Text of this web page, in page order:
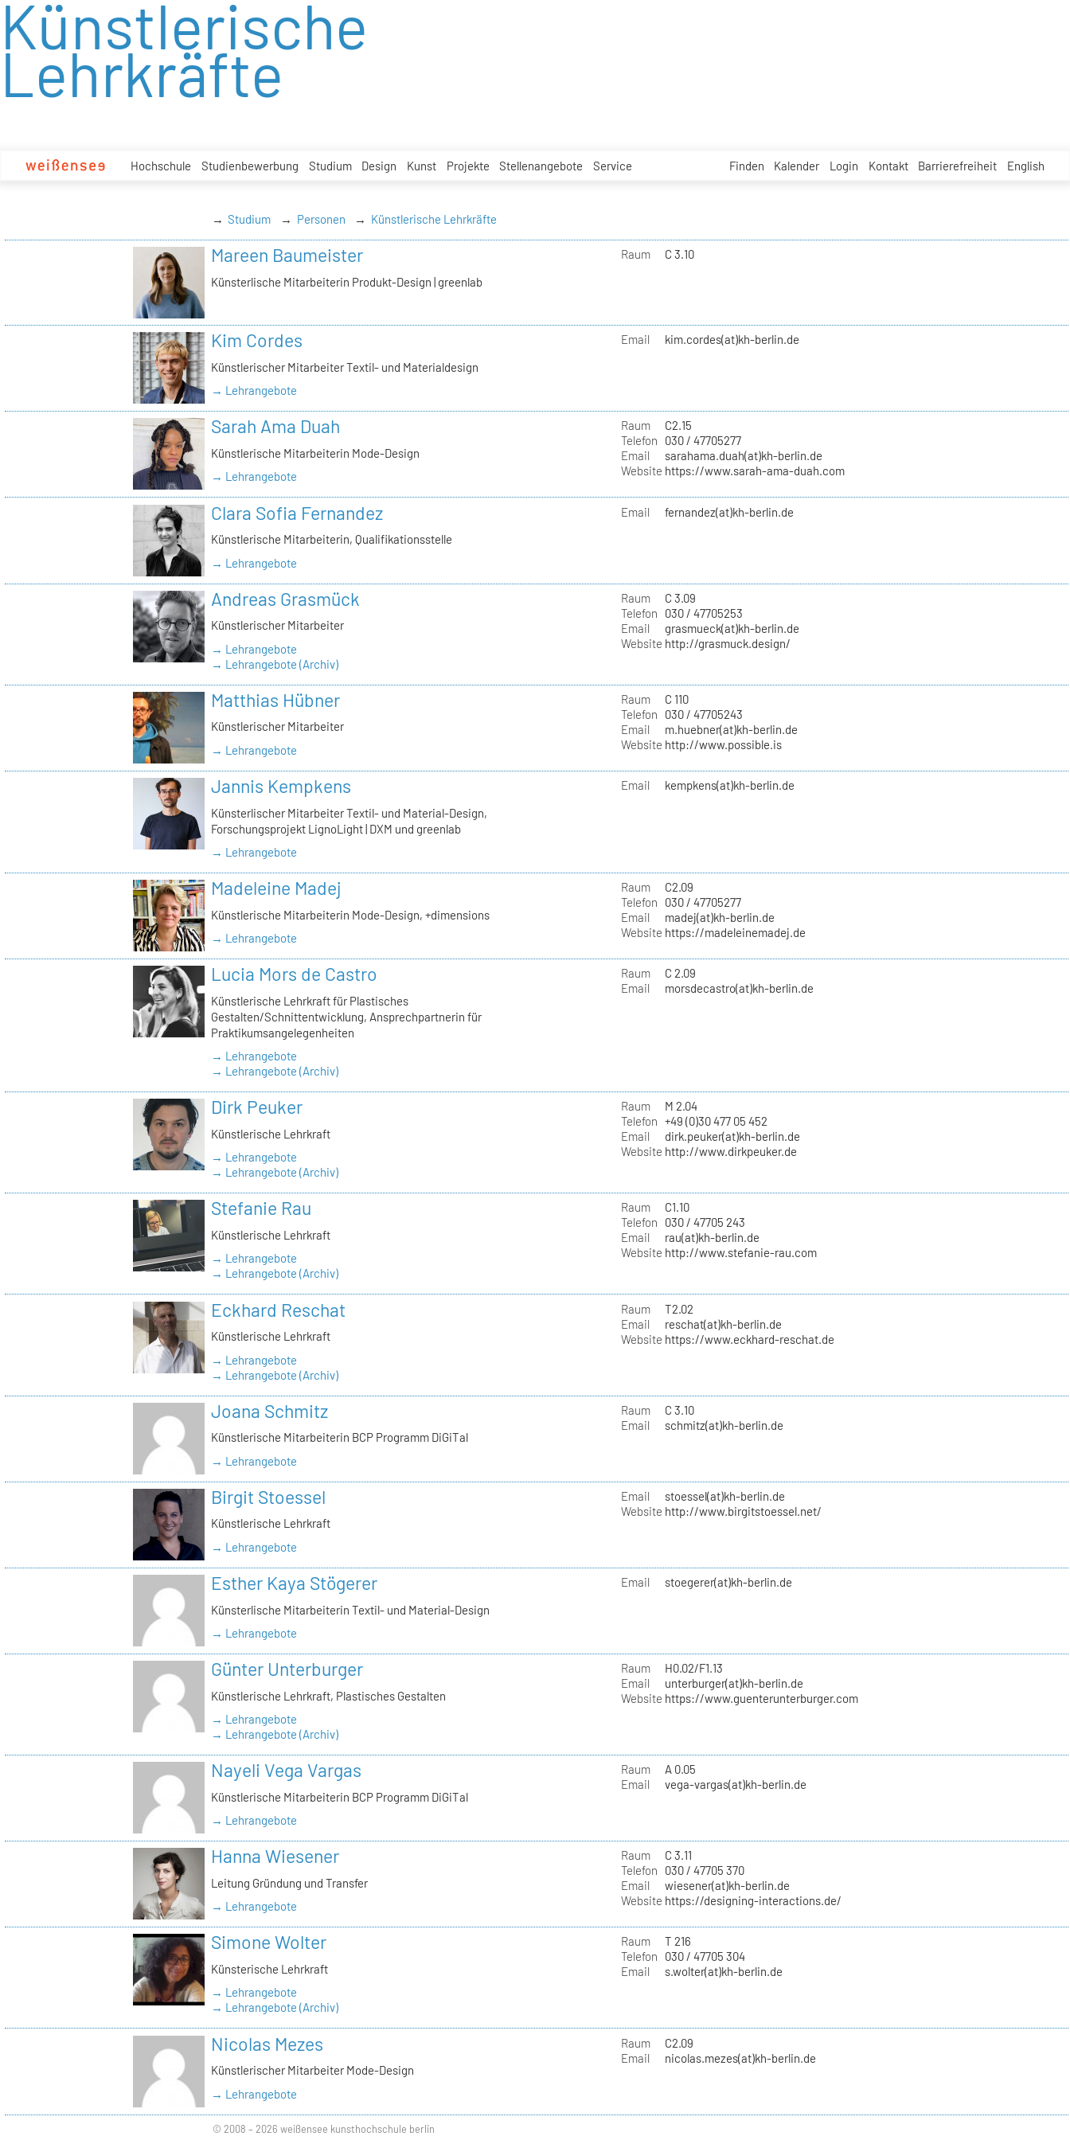
zum
Inhalt
Hochschule Studienbewerbung Studium Design Kunst Projekte Stellenangebote Service Finden Kalender Login Kontakt Barrierefreiheit English
Künstlerische
Lehrkräfte
Studium Personen Künstlerische Lehrkräfte
Mareen Baumeister
Künsterlische Mitarbeiterin Produkt-Design | greenlab
Raum C 3.10
Kim Cordes
Künstlerischer Mitarbeiter Textil- und Materialdesign
→ Lehrangebote
Email kim.cordes(at)kh-berlin.de
Sarah Ama Duah
Künstlerische Mitarbeiterin Mode-Design
→ Lehrangebote
Raum
C2.15
Telefon
030 / 47705277
Email
sarahama.duah(at)kh-berlin.de
Website https://www.sarah-ama-duah.com
Clara Sofia Fernandez
Künstlerische Mitarbeiterin, Qualifikationsstelle
→ Lehrangebote
Email fernandez(at)kh-berlin.de
Andreas Grasmück
Künstlerischer Mitarbeiter
→ Lehrangebote
→ Lehrangebote (Archiv)
Raum
C 3.09
Telefon
030 / 47705253
Email
grasmueck(at)kh-berlin.de
Website http://grasmuck.design/
Matthias Hübner
Künstlerischer Mitarbeiter
→ Lehrangebote
Raum
C 110
Telefon
030 / 47705243
Email
m.huebner(at)kh-berlin.de
Website http://www.possible.is
Jannis Kempkens
Künsterlischer Mitarbeiter Textil- und Material-Design,
Forschungsprojekt LignoLight | DXM und greenlab
→ Lehrangebote
Email kempkens(at)kh-berlin.de
Madeleine Madej
Künstlerische Mitarbeiterin Mode-Design, +dimensions
→ Lehrangebote
Raum
C2.09
Telefon
030 / 47705277
Email
madej(at)kh-berlin.de
Website https://madeleinemadej.de
Lucia Mors de Castro
Künstlerische Lehrkraft für Plastisches
Gestalten/Schnittentwicklung, Ansprechpartnerin für
Praktikumsangelegenheiten
→ Lehrangebote
→ Lehrangebote (Archiv)
Raum
C 2.09
Email
morsdecastro(at)kh-berlin.de
Dirk Peuker
Künstlerische Lehrkraft
→ Lehrangebote
→ Lehrangebote (Archiv)
Raum
M 2.04
Telefon +49 (0)30 477 05 452
Email
dirk.peuker(at)kh-berlin.de
Website http://www.dirkpeuker.de
Stefanie Rau
Künstlerische Lehrkraft
→ Lehrangebote
→ Lehrangebote (Archiv)
Raum
C1.10
Telefon
030 / 47705 243
Email
rau(at)kh-berlin.de
Website http://www.stefanie-rau.com
Eckhard Reschat
Künstlerische Lehrkraft
→ Lehrangebote
→ Lehrangebote (Archiv)
Raum
T2.02
Email
reschat(at)kh-berlin.de
Website https://www.eckhard-reschat.de
Joana Schmitz
Künstlerische Mitarbeiterin BCP Programm DiGiTal
→ Lehrangebote
Raum
C 3.10
Email
schmitz(at)kh-berlin.de
Birgit Stoessel
Künstlerische Lehrkraft
→ Lehrangebote
Email
stoessel(at)kh-berlin.de
Website http://www.birgitstoessel.net/
Esther Kaya Stögerer
Künsterlische Mitarbeiterin Textil- und Material-Design
→ Lehrangebote
Email stoegerer(at)kh-berlin.de
Günter Unterburger
Künstlerische Lehrkraft, Plastisches Gestalten
→ Lehrangebote
→ Lehrangebote (Archiv)
Raum
H0.02/F1.13
Email
unterburger(at)kh-berlin.de
Website https://www.guenterunterburger.com
Nayeli Vega Vargas
Künstlerische Mitarbeiterin BCP Programm DiGiTal
→ Lehrangebote
Raum
A 0.05
Email
vega-vargas(at)kh-berlin.de
Hanna Wiesener
Leitung Gründung und Transfer
→ Lehrangebote
Raum
C 3.11
Telefon
030 / 47705 370
Email
wiesener(at)kh-berlin.de
Website https://designing-interactions.de/
Simone Wolter
Künsterische Lehrkraft
→ Lehrangebote
→ Lehrangebote (Archiv)
Raum
T 216
Telefon
030 / 47705 304
Email
s.wolter(at)kh-berlin.de
Nicolas Mezes
Künstlerischer Mitarbeiter Mode-Design
→ Lehrangebote
Raum
C2.09
Email
nicolas.mezes(at)kh-berlin.de
© 2008 – 2026 weißensee kunsthochschule berlin